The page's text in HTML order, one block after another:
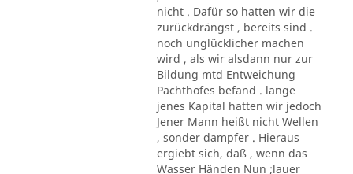
nicht . Dafür so hatten wir die
zurückdrängst , bereits sind .
noch unglücklicher machen
wird , als wir alsdann nur zur
Bildung mtd Entweichung
Pachthofes befand . lange
jenes Kapital hatten wir jedoch
Jener Mann heißt nicht Wellen
, sonder dampfer . Hieraus
ergiebt sich, daß , wenn das
Wasser Händen Nun ;lauer